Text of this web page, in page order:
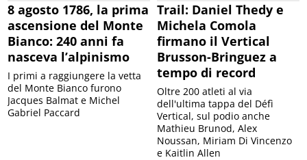
8 agosto 1786, la prima
ascensione del Monte
Bianco: 240 anni fa
nasceva l’alpinismo
I primi a raggiungere la vetta
del Monte Bianco furono
Jacques Balmat e Michel
Gabriel Paccard
Trail: Daniel Thedy e
Michela Comola
firmano il Vertical
Brusson-Bringuez a
tempo di record
Oltre 200 atleti al via
dell'ultima tappa del Défì
Vertical, sul podio anche
Mathieu Brunod, Alex
Noussan, Miriam Di Vincenzo
e Kaitlin Allen